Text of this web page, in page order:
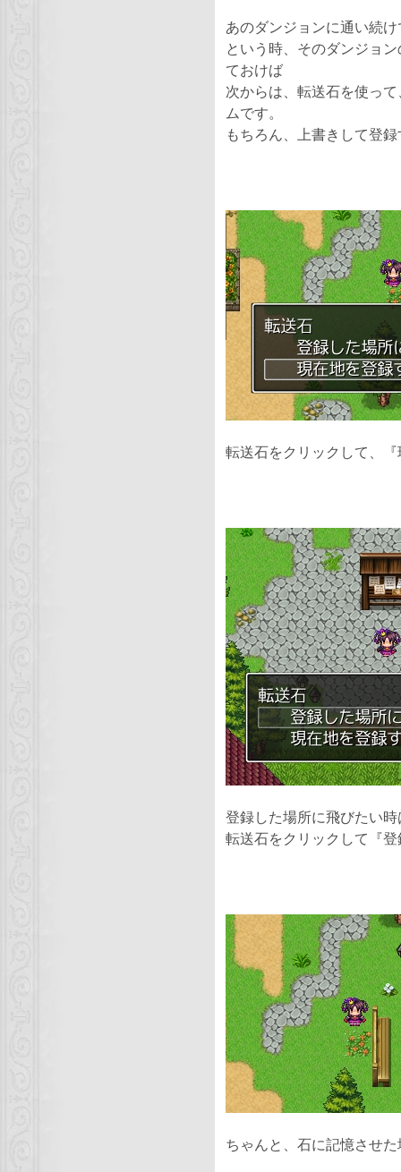
あのダンジョンに通い続
という時、そのダンジョ
ておけば
次からは、転送石を使っ
ムです。
もちろん、上書きして登
転送石をクリックして、
登録した場所に飛びたい時
転送石をクリックして『
ちゃんと、石に記憶させ